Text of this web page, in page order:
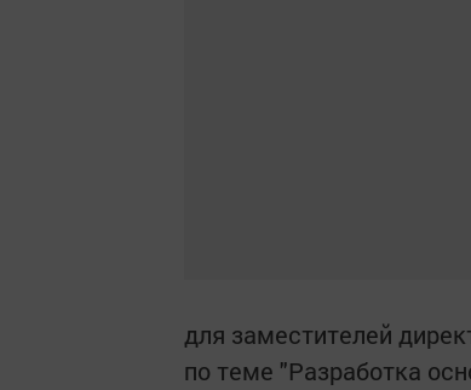
для заместителей
по теме "Разработка